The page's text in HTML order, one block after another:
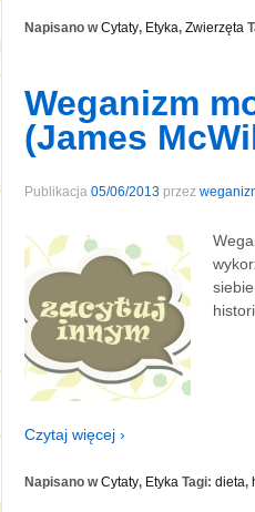
Napisano wCytaty, Etyka, Zwierzęta
Weganizm
(James
Publikacja 05/06/2013 przez
Czytaj więcej ›
Napisano wCytaty, Etyka Tagi: dieta,